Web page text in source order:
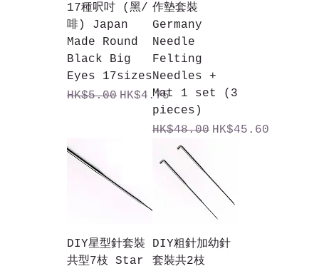
17種呎吋 (黑/
啡) Japan
Made Round
Black Big
Eyes 17sizes
一般價格
HK$5.00 促銷價格
HK$4.75
作墊套裝
Germany
Needle
Felting
Needles +
Mat 1 set (3
pieces)
一般價格
HK$48.00 促銷價格
HK$45.60
DIY星型針套裝
共型7枝 Star
DIY粗針加幼針
套裝共2枝